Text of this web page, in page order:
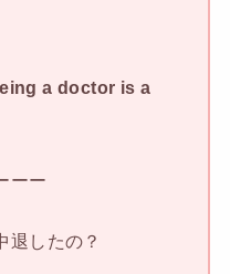
a doctor is a
ーー
退したの？